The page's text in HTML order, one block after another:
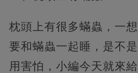
枕頭上有很多蟎蟲，一
要和蟎蟲一起睡，是不
用害怕，小編今天就來